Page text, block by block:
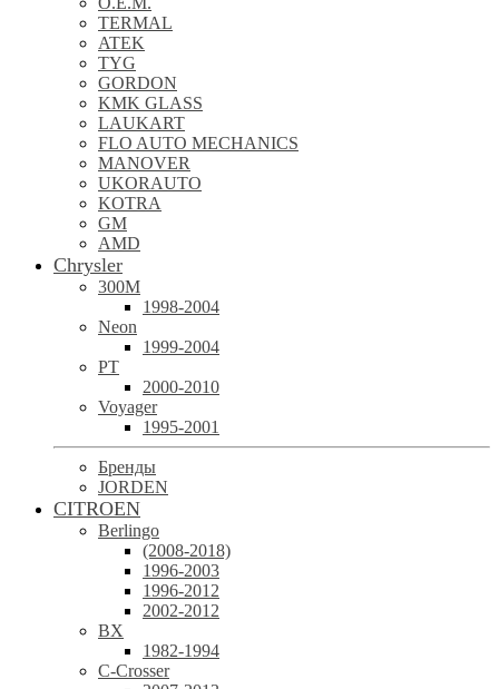
TERMAL
ATEK
TYG
GORDON
KMK GLASS
LAUKART
FLO AUTO MECHANICS
MANOVER
UKORAUTO
KOTRA
GM
AMD
Chrysler
300M
1998-2004
Neon
1999-2004
PT
2000-2010
Voyager
1995-2001
Бренды
JORDEN
CITROEN
Berlingo
(2008-2018)
1996-2003
1996-2012
2002-2012
BX
1982-1994
C-Crosser